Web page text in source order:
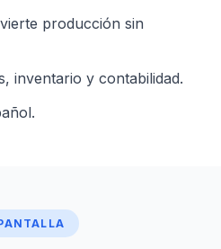
producción sin
inventario y contabilidad.